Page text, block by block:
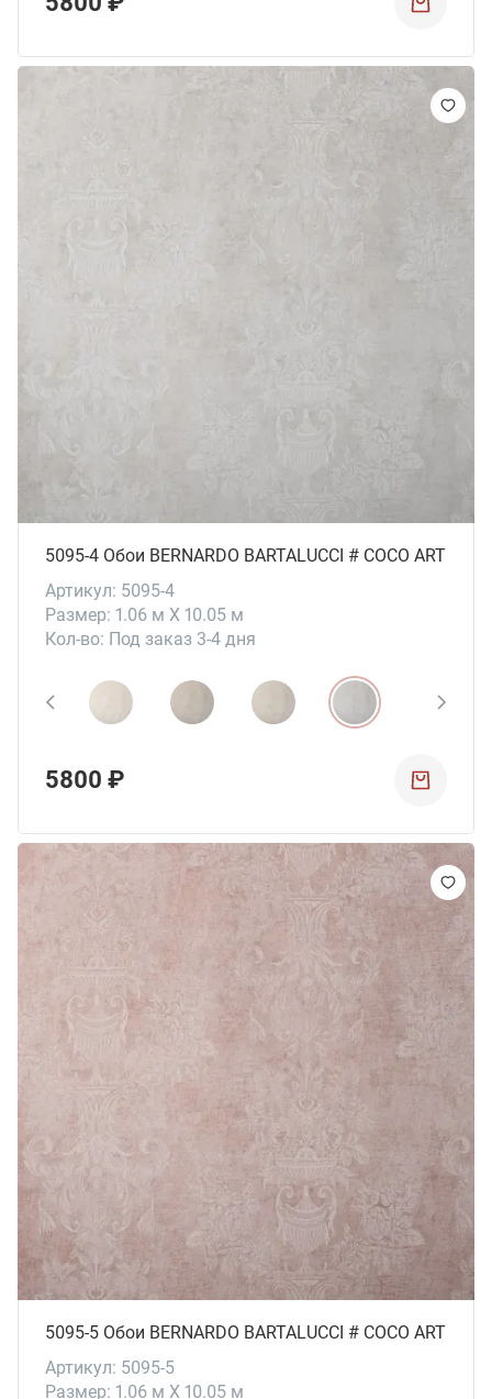
5095-4 Обои BERNARDO BARTALUCCI # СОСО ART
Артикул: 5095-4
Размер: 1.06 м X 10.05 м
Кол-во: Под заказ 3-4 дня
5800 ₽
5095-5 Обои BERNARDO BARTALUCCI # СОСО ART
Артикул: 5095-5
Размер: 1.06 м X 10.05 м